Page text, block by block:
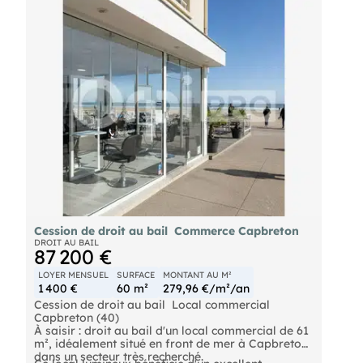
Possibilité d'exploitation multi-commerces sauf
activités incommodantes , bruyantes ,
malodorantes , insalubres ou dangereuses .
Le loyer mensuel est de 907 € .Bail de 2026 .
Le prix de vente du Droit au bail est de 65000 €
hors frais d'agence .
Honoraires à la charge de l'acquéreur de 7800 €
ttc . Nos frais d'agence sont disponibles sur
Cession de droit au bail  Commerce Capbreton
DROIT AU BAIL
87 200 €
LOYER MENSUEL
1 400 €
SURFACE
60 m²
MONTANT AU M²
279,96 €/m²/an
Cession de droit au bail  Local commercial 
Capbreton (40)
À saisir : droit au bail d'un local commercial de 61
m², idéalement situé en front de mer à Capbreton,
dans un secteur très recherché.